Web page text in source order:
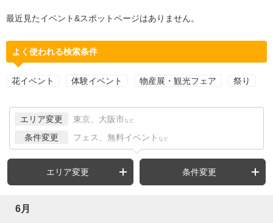
最近見たイベント&スポットページはありません。
よく使われる検索条件
花イベント 体験イベント 物産展・観光フェア 祭り
エリア変更 東京、大阪市 など
条件変更 フェス、無料イベント など
エリア変更 条件変更
6月